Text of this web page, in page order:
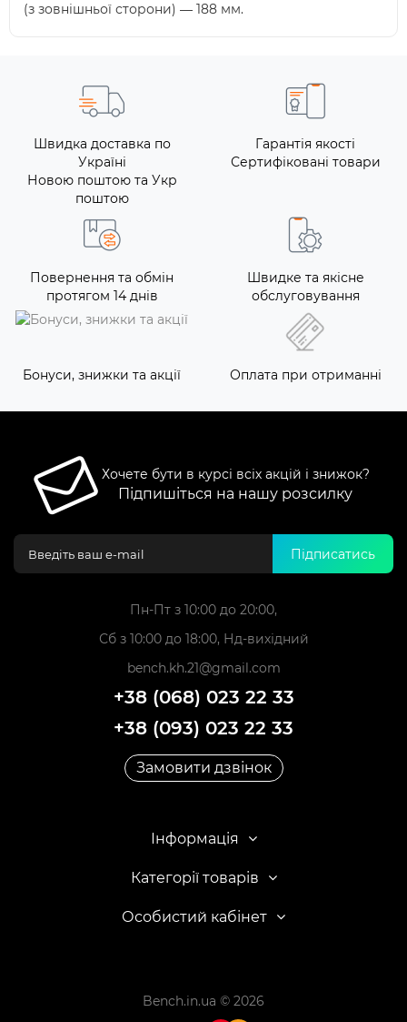
(з зовнішньої сторони) ― 188 мм.
Швидка доставка по
Україні
Новою поштою та Укр
поштою
Гарантія якості
Сертифіковані товари
Повернення та обмін
протягом 14 днів
Швидке та якісне
обслуговування
Бонуси, знижки та акції Оплата при отриманні
Хочете бути в курсі всіх акцій і знижок?
Підпишіться на нашу розсилку
Підписатись
Пн-Пт з 10:00 до 20:00,
Сб з 10:00 до 18:00, Нд-вихідний
bench.kh.21@gmail.com
+38 (068) 023 22 33
+38 (093) 023 22 33
Замовити дзвінок
Інформація
Категорії товарів
Особистий кабінет
Bench.in.ua © 2026